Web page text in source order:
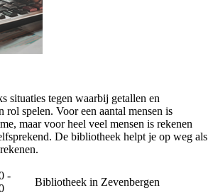
situaties tegen waarbij getallen en
rol spelen. Voor een aantal mensen is
maar voor heel veel mensen is rekenen
De bibliotheek helpt je op weg als
-
Bibliotheek in Zevenbergen